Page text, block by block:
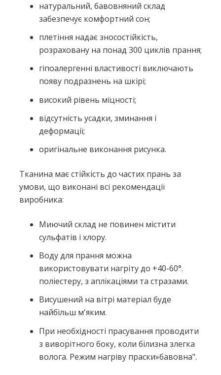
натуральний, бавовняний склад
забезпечує комфортний сон;
плетіння надає зносостійкість,
розраховану на понад 300 циклів прання;
гіпоалергенні властивості виключають
появу подразнень на шкірі;
високий рівень міцності;
відсутність усадки, зминання і
деформації;
оригінальне виконання рисунка.
Тканина має стійкість до частих прань за
умови, що виконані всі рекомендації
виробника:
Миючий склад не повинен містити
сульфатів і хлору.
Воду для прання можна
використовувати нагріту до +40-60°.
поліестеру, з аплікаціями та стразами.
Висушений на вітрі матеріал буде
найбільш м'яким.
При необхідності прасування проводити
з виворітного боку, коли білизна злегка
волога. Режим нагріву праски»бавовна".